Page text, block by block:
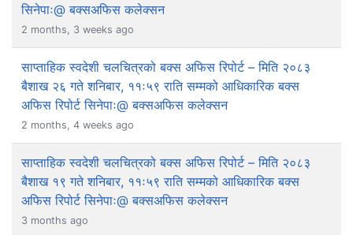
सिनेपाः@ बक्सअफिस कलेक्सन
2 months, 3 weeks ago
साप्ताहिक स्वदेशी चलचित्रको बक्स अफिस रिपोर्ट – मिति २०८३
बैशाख २६ गते शनिबार, ११ः५९ राति सम्मको आधिकारिक बक्स
अफिस रिपोर्ट सिनेपाः@ बक्सअफिस कलेक्सन
2 months, 4 weeks ago
साप्ताहिक स्वदेशी चलचित्रको बक्स अफिस रिपोर्ट – मिति २०८३
बैशाख १९ गते शनिबार, ११ः५९ राति सम्मको आधिकारिक बक्स
अफिस रिपोर्ट सिनेपाः@ बक्सअफिस कलेक्सन
3 months ago